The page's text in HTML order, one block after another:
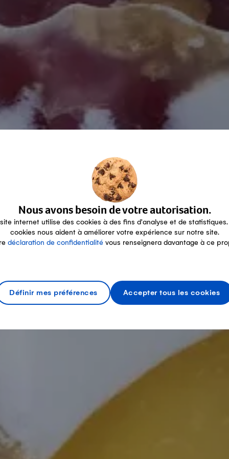
Nous avons besoin de votre autorisation.
internet utilise des cookies à des fins d'analyse et de statistiques.
cookies nous aident à améliorer votre expérience sur notre site.
déclaration de confidentialité vous renseignera davantage à ce
Définir mes préférences Accepter tous les cookies